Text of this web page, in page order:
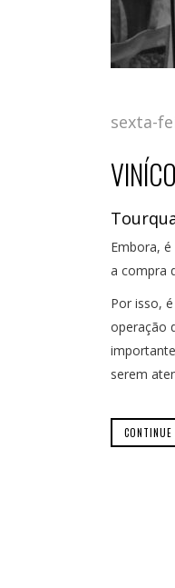
sexta-
Embora,
a compra
Por isso,
operação
serem
CONTINUE